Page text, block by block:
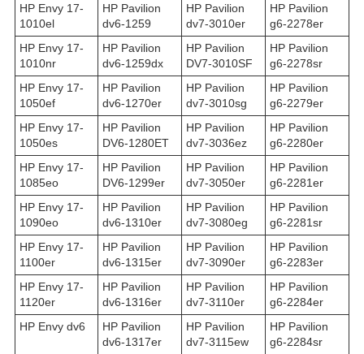
HP Envy 17-
1010el
HP Pavilion
dv6-1259
HP Pavilion
dv7-3010er
HP Pavilion
g6-2278er
HP Envy 17-
1010nr
HP Pavilion
dv6-1259dx
HP Pavilion
DV7-3010SF
HP Pavilion
g6-2278sr
HP Envy 17-
1050ef
HP Pavilion
dv6-1270er
HP Pavilion
dv7-3010sg
HP Pavilion
g6-2279er
HP Envy 17-
1050es
HP Pavilion
DV6-1280ET
HP Pavilion
dv7-3036ez
HP Pavilion
g6-2280er
HP Envy 17-
1085eo
HP Pavilion
DV6-1299er
HP Pavilion
dv7-3050er
HP Pavilion
g6-2281er
HP Envy 17-
1090eo
HP Pavilion
dv6-1310er
HP Pavilion
dv7-3080eg
HP Pavilion
g6-2281sr
HP Envy 17-
1100er
HP Pavilion
dv6-1315er
HP Pavilion
dv7-3090er
HP Pavilion
g6-2283er
HP Envy 17-
1120er
HP Pavilion
dv6-1316er
HP Pavilion
dv7-3110er
HP Pavilion
g6-2284er
HP Envy dv6
HP Pavilion
dv6-1317er
HP Pavilion
dv7-3115ew
HP Pavilion
g6-2284sr